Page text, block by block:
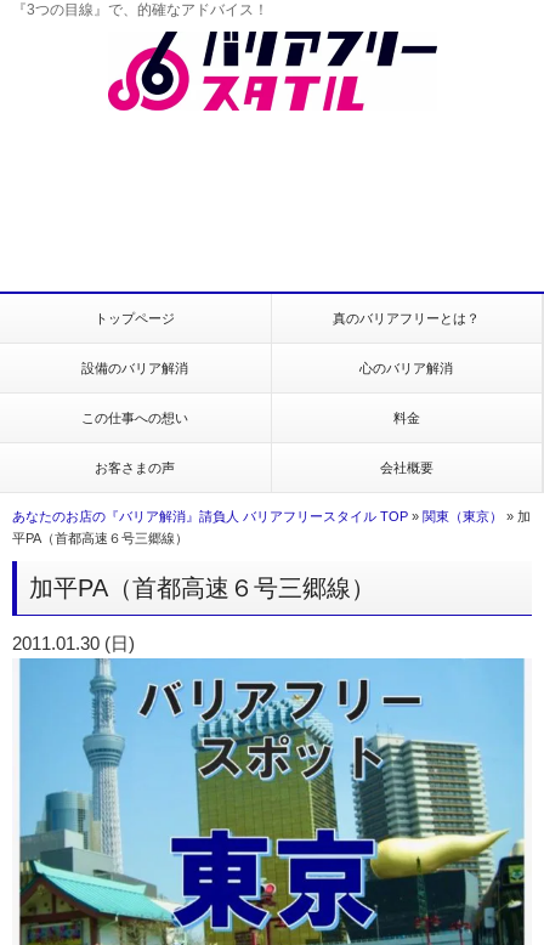
『3つの目線』で、的確なアドバイス！
トップページ 真のバリアフリーとは？
設備のバリア解消 心のバリア解消
この仕事への想い 料金
お客さまの声 会社概要
あなたのお店の『バリア解消』請負人 バリアフリースタイル TOP » 関東（東京） » 加
平PA（首都高速６号三郷線）
加平PA（首都高速６号三郷線）
2011.01.30 (日)